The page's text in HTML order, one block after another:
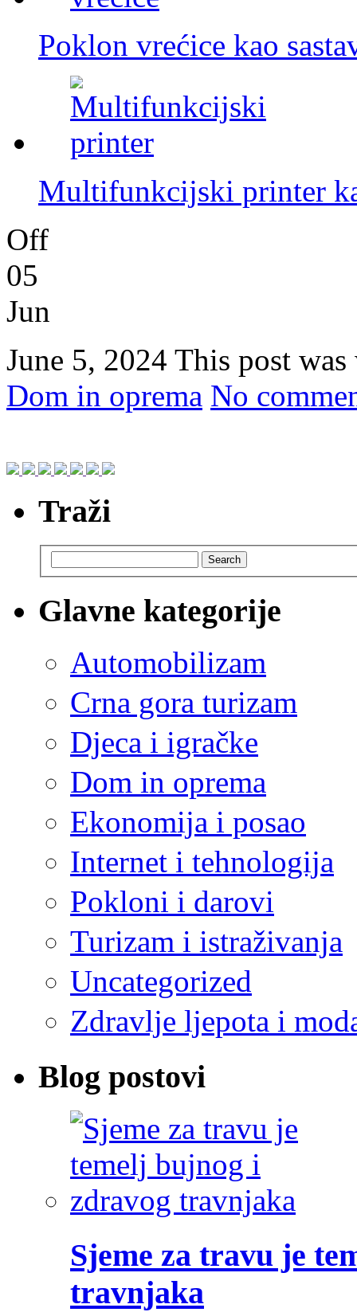
Poklon vrećice kao
Multifunkcijski printer
Off
05
Jun
June 5, 2024 This post
Dom in oprema No
Traži
Search
Glavne kategorije
Automobilizam
Crna gora turizam
Djeca i igračke
Dom in oprema
Ekonomija i posao
Internet i tehnologija
Pokloni i darovi
Turizam i istraživanja
Uncategorized
Zdravlje ljepota i
Blog postovi
Sjeme za travu je
travnjaka